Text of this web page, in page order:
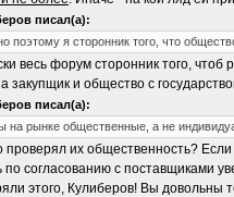
писал(а):
поэтому я сторонник того, что
весь форум сторонник того,
закупщик и общество с
писал(а):
на рынке общественные, а не
их общественность?
по согласованию с поставщиками
этого, Кулиберов! Вы довольны